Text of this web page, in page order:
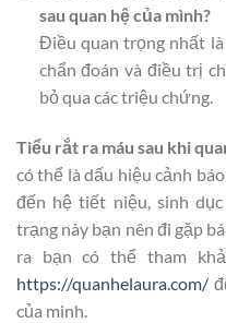
sau quan hệ của mình?
Điều quan trọng nhất
chẩn đoán và điều trị
bỏ qua các triệu chứng.
Tiểu rắt ra máu sau khi
có thể là dấu hiệu cảnh
đến hệ tiết niệu, sinh
trạng này bạn nên đi gặp
ra bạn có thể tham
https://quanhelaura.com/
của minh.